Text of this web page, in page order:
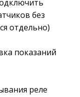
без
отдельно)
показаний
реле